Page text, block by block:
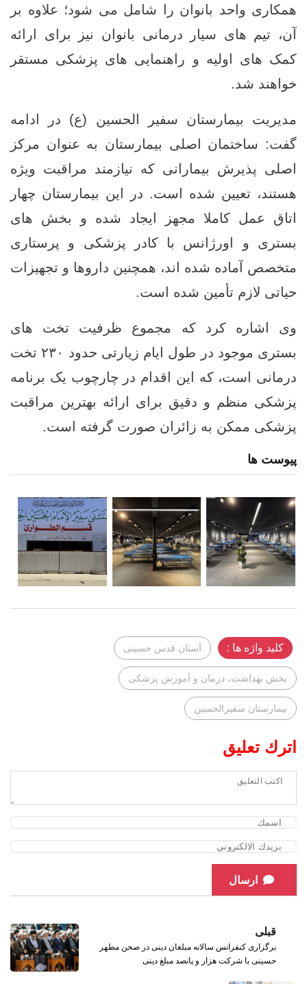
همکاری واحد بانوان را شامل می شود؛ علاوه بر
آن، تیم ‌های سیار درمانی بانوان نیز برای ارائه
کمک ‌های اولیه و راهنمایی ‌های پزشکی مستقر
خواهند شد.
مدیریت بیمارستان سفیر الحسین (ع) در ادامه
گفت: ساختمان اصلی بیمارستان به‌ عنوان مرکز
اصلی پذیرش بیمارانی که نیازمند مراقبت ویژه
هستند، تعیین شده است. در این بیمارستان چهار
اتاق عمل کاملا مجهز ایجاد شده و بخش‌ های
بستری و اورژانس با کادر پزشکی و پرستاری
متخصص آماده شده ‌اند، همچنین داروها و تجهیزات
حیاتی لازم تأمین شده است.
وی اشاره کرد که مجموع ظرفیت تخت ‌های
بستری موجود در طول ایام زیارتی حدود ۲۳۰ تخت
درمانی است، که این اقدام در چارچوب یک برنامه
پزشکی منظم و دقیق برای ارائه بهترین مراقبت
پزشکی ممکن به زائران صورت گرفته است.
پیوست ها
کلید واژه ها : آستان قدس حسینی
بخش بهداشت، درمان و آموزش پزشکی
بیمارستان سفیرالحسین
اترك تعليق
ارسال
قبلی
برگزاری کنفرانس سالانه مبلغان دینی در صحن مطهر
حسینی با شرکت هزار و پانصد مبلغ دینی